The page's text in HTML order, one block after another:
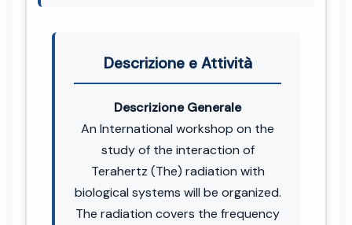
Descrizione e Attività
Descrizione Generale
An International workshop on the
study of the interaction of
Terahertz (The) radiation with
biological systems will be organized.
The radiation covers the frequency